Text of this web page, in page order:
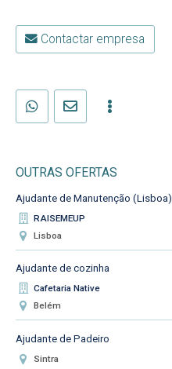
Contactar empresa
OUTRAS OFERTAS
Ajudante de Manutenção (Lisboa)
RAISEMEUP
Lisboa
Ajudante de cozinha
Cafetaria Native
Belém
Ajudante de Padeiro
Sintra